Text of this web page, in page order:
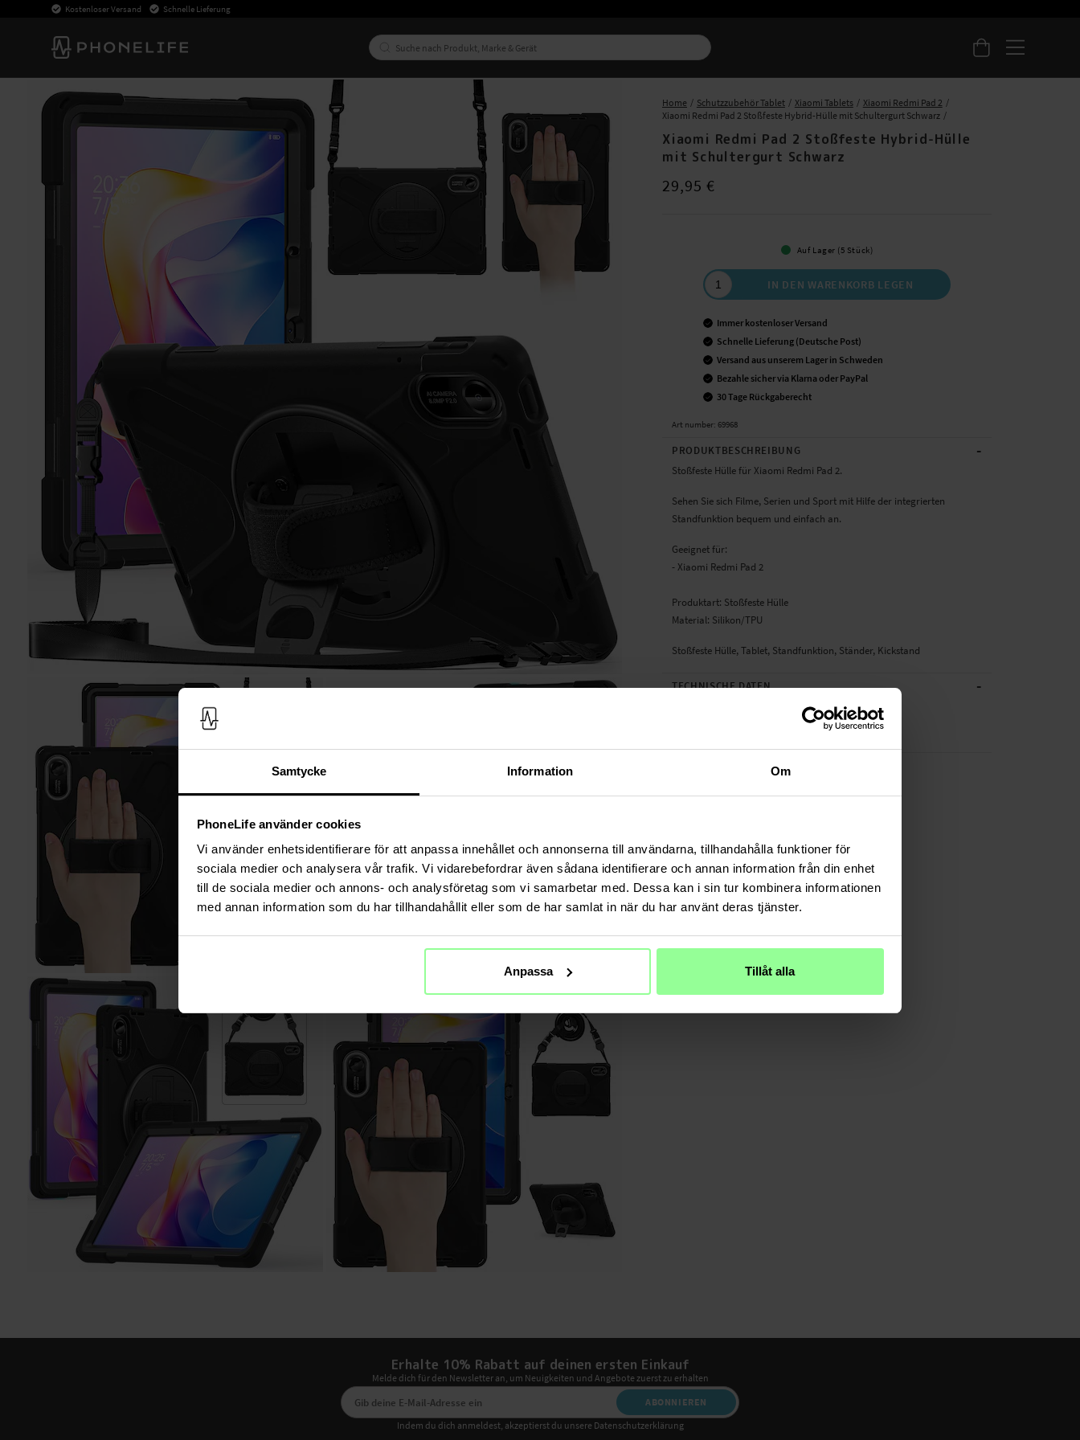
Samtycke Information Om
PhoneLife använder cookies
Vi använder enhetsidentifierare för att anpassa innehållet och annonserna till användarna, tillhandahålla funktioner för
sociala medier och analysera vår trafik. Vi vidarebefordrar även sådana identifierare och annan information från din enhet
till de sociala medier och annons- och analysföretag som vi samarbetar med. Dessa kan i sin tur kombinera informationen
med annan information som du har tillhandahållit eller som de har samlat in när du har använt deras tjänster.
Anpassa Tillåt alla
Kostenloser Versand Schnelle Lieferung
Home Schutzzubehör Tablet Xiaomi Tablets
Xiaomi Redmi Pad 2
Xiaomi Redmi Pad 2 Stoßfeste Hybrid-Hülle mit Schultergurt Schwarz
Xiaomi Redmi Pad 2 Stoßfeste Hybrid-Hülle
mit Schultergurt Schwarz
Preis:29,95 €
29,95 €
Auf Lager (5 Stück)
IN DEN WARENKORB LEGEN
Immer kostenloser Versand
Schnelle Lieferung (Deutsche Post)
Versand aus unserem Lager in Schweden
Bezahle sicher via Klarna oder PayPal
30 Tage Rückgaberecht
Art number: 69968
PRODUKTBESCHREIBUNG -
Stoßfeste Hülle für Xiaomi Redmi Pad 2.
Sehen Sie sich Filme, Serien und Sport mit Hilfe der integrierten
Standfunktion bequem und einfach an.
Geeignet für:
- Xiaomi Redmi Pad 2
Produktart: Stoßfeste Hülle
Material: Silikon/TPU
Stoßfeste Hülle, Tablet, Standfunktion, Ständer, Kickstand
TECHNISCHE DATEN -
Schwarz
Erhalte 10% Rabatt auf deinen ersten Einkauf
Melde dich für den Newsletter an, um Neuigkeiten und Angebote zuerst zu erhalten
ABONNIEREN
Indem du dich anmeldest, akzeptierst du unsere Datenschutzerklärung